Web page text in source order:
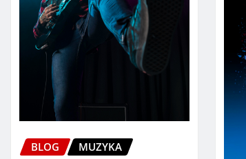
BLOG MUZYKA